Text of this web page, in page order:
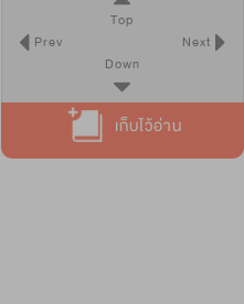
Top
Prev
Next
Down
เก็บไว้อ่าน